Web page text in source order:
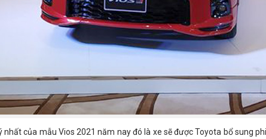
nhất của mẫu Vios 2021 năm nay đó là xe sẽ được Toyota bổ sung